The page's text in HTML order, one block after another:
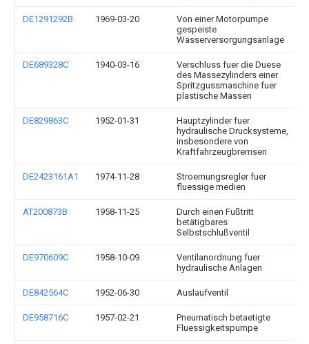
DE1291292B 1969-03-20
Von einer Motorpumpe
gespeiste
Wasserversorgungsanlage
DE689328C 1940-03-16
Verschluss fuer die Duese
des Massezylinders einer
Spritzgussmaschine fuer
plastische Massen
DE829863C 1952-01-31
Hauptzylinder fuer
hydraulische Drucksysteme,
insbesondere von
Kraftfahrzeugbremsen
DE2423161A1 1974-11-28
Stroemungsregler fuer
fluessige medien
AT200873B 1958-11-25
Durch einen Fußtritt
betätigbares
Selbstschlußventil
DE970609C 1958-10-09
Ventilanordnung fuer
hydraulische Anlagen
DE842564C 1952-06-30 Auslaufventil
DE958716C 1957-02-21
Pneumatisch betaetigte
Fluessigkeitspumpe